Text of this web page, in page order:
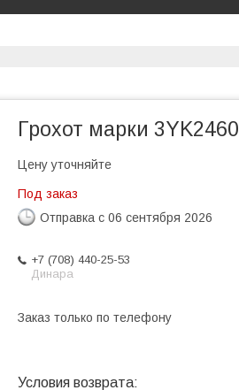
Грохот марки 3YK2460
Цену уточняйте
Под заказ
Отправка с 06 сентября 2026
+7 (708) 440-25-53
Динара
Заказ только по телефону